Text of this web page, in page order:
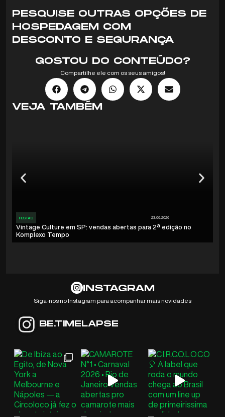
PESQUISE OUTRAS OPÇÕES DE
HOSPEDAGEM COM
DESCONTO E SEGURANÇA
GOSTOU DO CONTEÚDO?
Compartilhe ele com os seus amigos!
VEJA TAMBÉM
FESTAS 23.06.2026
Vintage Culture em SP: vendas abertas para 2ª edição no
Komplexo Tempo
INSTAGRAM
Siga-nos no Instagram para acompanhar mais novidades
BE.TIMELAPSE